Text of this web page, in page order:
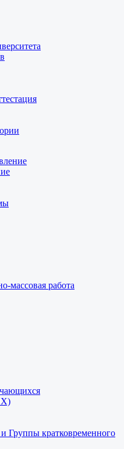
массовая работа
Группы кратковременного